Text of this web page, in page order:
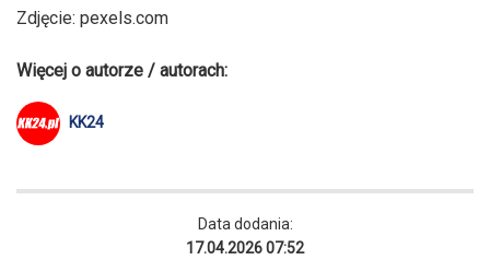
Zdjęcie: pexels.com
Więcej o autorze / autorach:
KK24
Data dodania:
17.04.2026 07:52